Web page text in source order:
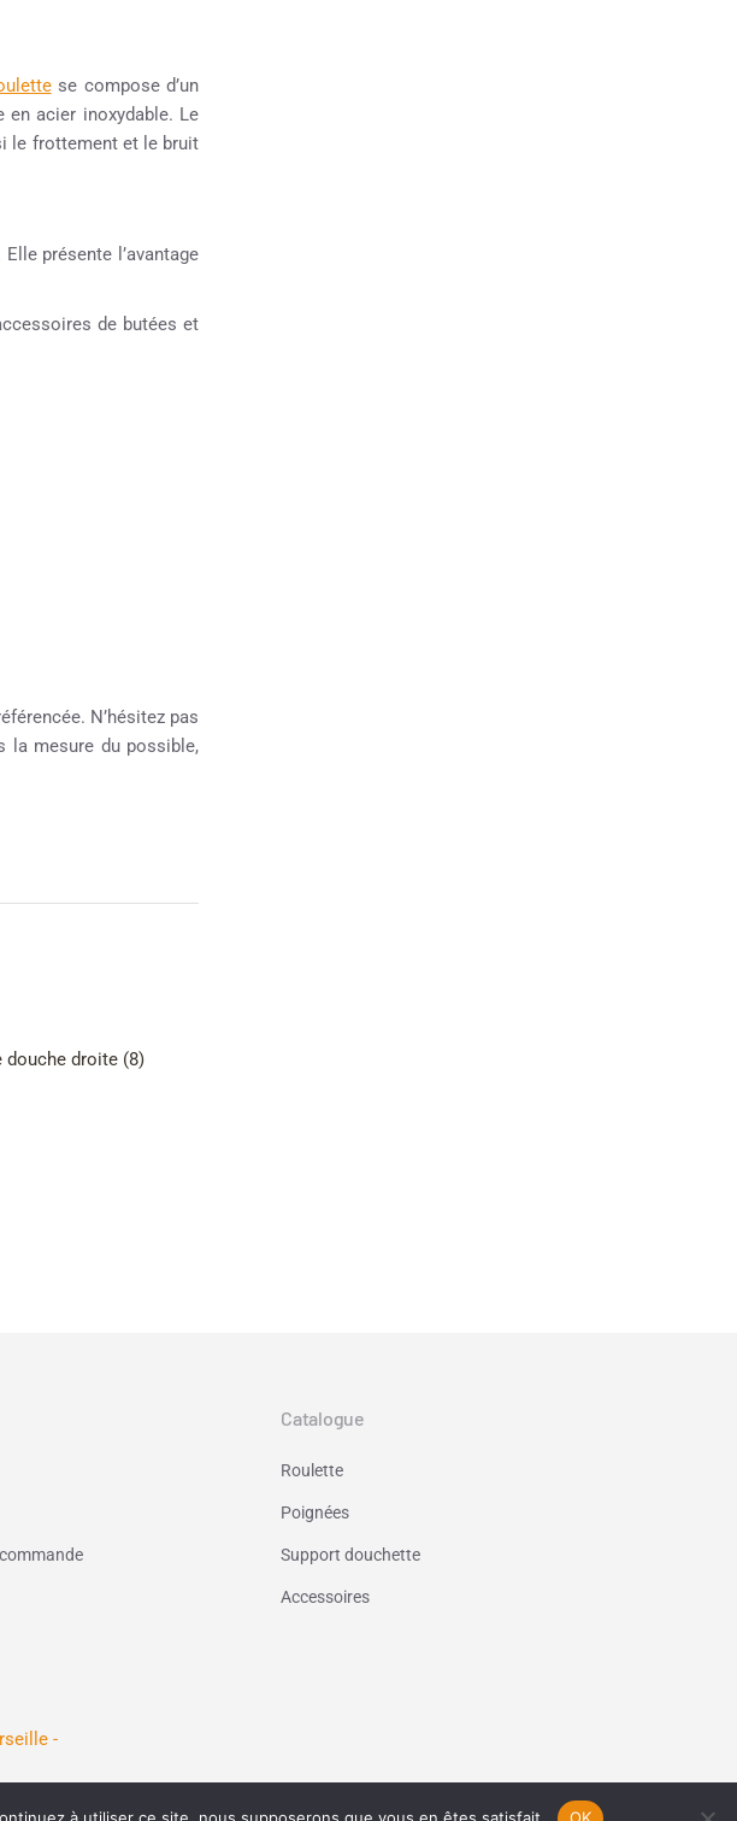
se compose d’un
acier inoxydable. Le
le frottement et le bruit
présente l’avantage
de butées et
N’hésitez pas
la mesure du possible,
douche droite (8)
Catalogue
Roulette
Poignées
Support douchette
Accessoires
-